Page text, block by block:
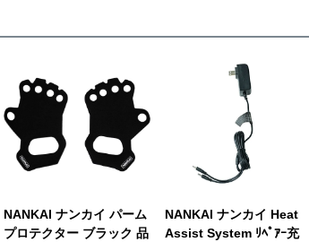
NANKAI ナンカイ パーム
プロテクター ブラック 品
NANKAI ナンカイ Heat
Assist System ﾘﾍﾟｱｰ充